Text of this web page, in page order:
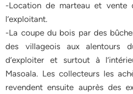
-Location de marteau et vente
l’exploitant.
-La coupe du bois par des
des villageois aux alentours
d’exploiter et surtout à
Masoala. Les collecteurs les
revendent ensuite auprès des